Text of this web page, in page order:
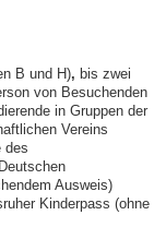
B und H), bis zwei
von Besuchenden
in Gruppen der
Vereins
des
Ausweis)
Kinderpass (ohne